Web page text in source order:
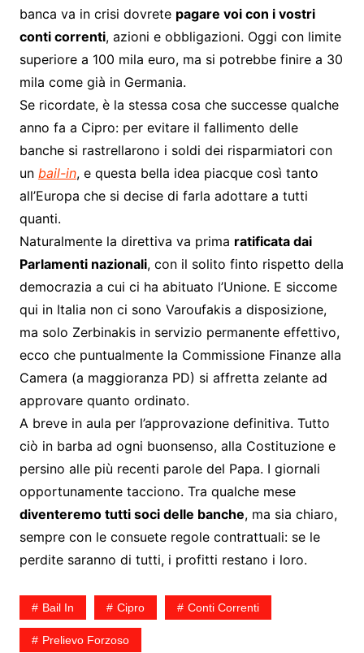
banca va in crisi dovrete pagare voi con i vostri
conti correnti, azioni e obbligazioni. Oggi con limite
superiore a 100 mila euro, ma si potrebbe finire a 30
mila come già in Germania.
Se ricordate, è la stessa cosa che successe qualche
anno fa a Cipro: per evitare il fallimento delle
banche si rastrellarono i soldi dei risparmiatori con
un bail-in, e questa bella idea piacque così tanto
all’Europa che si decise di farla adottare a tutti
quanti.
Naturalmente la direttiva va prima ratificata dai
Parlamenti nazionali, con il solito finto rispetto della
democrazia a cui ci ha abituato l’Unione. E siccome
qui in Italia non ci sono Varoufakis a disposizione,
ma solo Zerbinakis in servizio permanente effettivo,
ecco che puntualmente la Commissione Finanze alla
Camera (a maggioranza PD) si affretta zelante ad
approvare quanto ordinato.
A breve in aula per l’approvazione definitiva. Tutto
ciò in barba ad ogni buonsenso, alla Costituzione e
persino alle più recenti parole del Papa. I giornali
opportunamente tacciono. Tra qualche mese
diventeremo tutti soci delle banche, ma sia chiaro,
sempre con le consuete regole contrattuali: se le
perdite saranno di tutti, i profitti restano i loro.
Bail In Cipro Conti Correnti
Prelievo Forzoso